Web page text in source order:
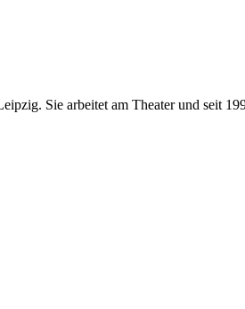
Sie arbeitet am Theater und seit